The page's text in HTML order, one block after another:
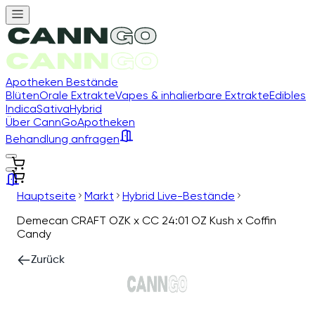
Apotheken Bestände
BlütenOrale ExtrakteVapes & inhalierbare ExtrakteEdibles
IndicaSativaHybrid
Über CannGoApotheken
Behandlung anfragen
Hauptseite Markt
Hybrid Live-Bestände
Demecan CRAFT OZK x CC 24:01 OZ Kush x Coffin
Candy
Zurück